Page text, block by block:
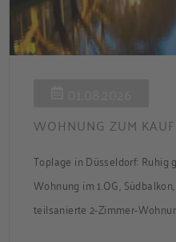
WOHNUNG ZUM
Toplage in Düsseldorf: Ruhig
Wohnung im 1.OG,
teilsanierte 2-Zimmer-